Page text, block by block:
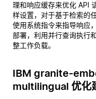
理和响应缓存来优化 API
样设置，对于基于检索的
使用系统指令来指导响应
部署，利用并行查询执行
整工作负载。
IBM granite-
multilingual 优化